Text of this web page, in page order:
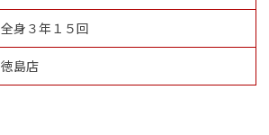
全身３年１５回
徳島店